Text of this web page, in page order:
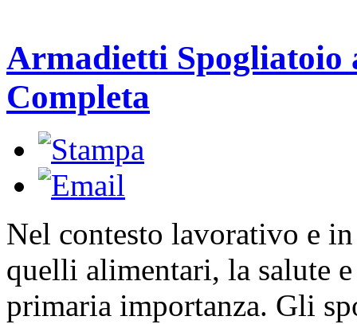
Armadietti Spogliatoio
Completa
Nel contesto lavorativo e
quelli alimentari, la salute
primaria importanza. Gli